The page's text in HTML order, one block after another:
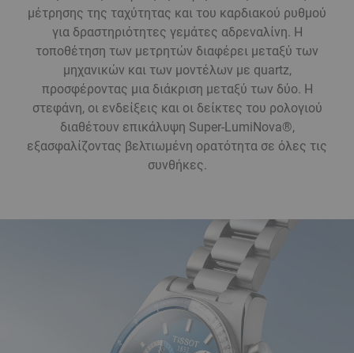
μέτρησης της ταχύτητας και του καρδιακού ρυθμού
για δραστηριότητες γεμάτες αδρεναλίνη. Η
τοποθέτηση των μετρητών διαφέρει μεταξύ των
μηχανικών και των μοντέλων με quartz,
προσφέροντας μια διάκριση μεταξύ των δύο. Η
στεφάνη, οι ενδείξεις και οι δείκτες του ρολογιού
διαθέτουν επικάλυψη Super-LumiNova®,
εξασφαλίζοντας βελτιωμένη ορατότητα σε όλες τις
συνθήκες.